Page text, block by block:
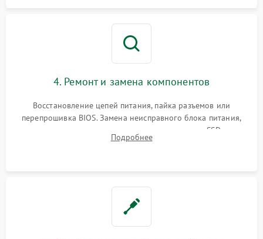
4. Ремонт и замена компонентов
Восстановление цепей питания, пайка разъемов или
перепрошивка BIOS. Замена неисправного блока питания,
видеокарты, процессора или установка нового SSD для
восстановления и повышения скорости работы системы.
Подробнее